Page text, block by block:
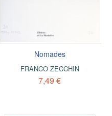
Nomades
FRANCO ZECCHIN
7,49 €